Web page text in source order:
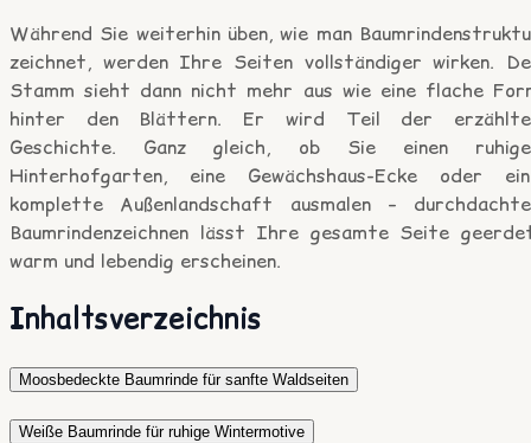
Während Sie weiterhin üben, wie man
zeichnet, werden Ihre Seiten vollständiger wirken.
Stamm sieht dann nicht mehr aus wie eine flache
hinter den Blättern. Er wird Teil der
Geschichte. Ganz gleich, ob Sie einen
Hinterhofgarten, eine Gewächshaus-Ecke oder
komplette Außenlandschaft ausmalen –
Baumrindenzeichnen lässt Ihre gesamte Seite
warm und lebendig erscheinen.
Inhaltsverzeichnis
Moosbedeckte Baumrinde für sanfte Waldseiten
Weiße Baumrinde für ruhige Wintermotive